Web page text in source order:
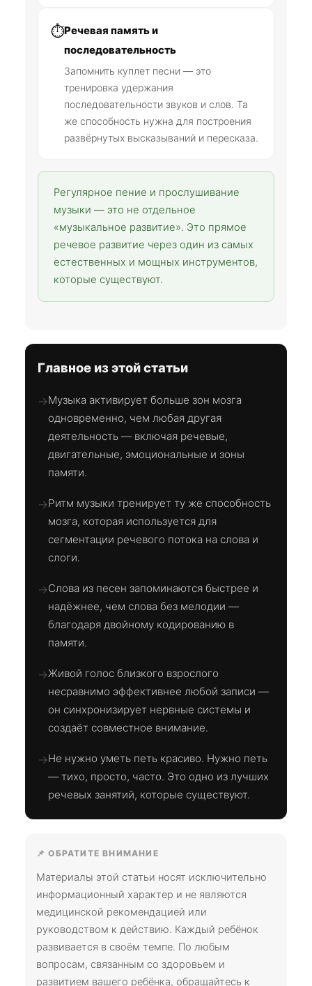
⏱️Речевая память и
последовательность
Запомнить куплет песни — это
тренировка удержания
последовательности звуков и слов. Та
же способность нужна для построения
развёрнутых высказываний и пересказа.
Регулярное пение и прослушивание
музыки — это не отдельное
«музыкальное развитие». Это прямое
речевое развитие через один из самых
естественных и мощных инструментов,
которые существуют.
Главное из этой статьи
→Музыка активирует больше зон мозга
одновременно, чем любая другая
деятельность — включая речевые,
двигательные, эмоциональные и зоны
памяти.
→Ритм музыки тренирует ту же способность
мозга, которая используется для
сегментации речевого потока на слова и
слоги.
→Слова из песен запоминаются быстрее и
надёжнее, чем слова без мелодии —
благодаря двойному кодированию в
памяти.
→Живой голос близкого взрослого
несравнимо эффективнее любой записи —
он синхронизирует нервные системы и
создаёт совместное внимание.
→Не нужно уметь петь красиво. Нужно петь
— тихо, просто, часто. Это одно из лучших
речевых занятий, которые существуют.
📌 ОБРАТИТЕ ВНИМАНИЕ
Материалы этой статьи носят исключительно
информационный характер и не являются
медицинской рекомендацией или
руководством к действию. Каждый ребёнок
развивается в своём темпе. По любым
вопросам, связанным со здоровьем и
развитием вашего ребёнка, обращайтесь к